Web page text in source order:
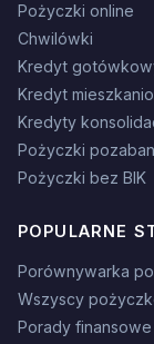
Pożyczki online
Chwilówki
Kredyt
Kredyt
Kredyty
Pożyczki
Pożyczki bez BIK
POPULARNE
Porównywarka
Wszyscy
Porady finansowe